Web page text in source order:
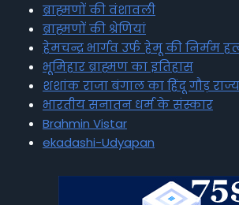
ब्राह्मणों की वंशावली
ब्राह्मणों की श्रेणियां
हेमचन्द्र भार्गव उर्फ हेमू की निर्मम
भूमिहार ब्राह्मण का इतिहास
शशांक राजा बंगाल का हिंदू गौड़ राज्य
भारतीय सनातन धर्म के संस्कार
Brahmin Vistar
ekadashi-Udyapan